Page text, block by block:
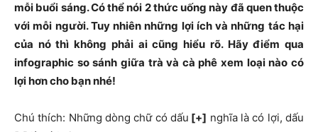
mỗi buổi sáng. Có thể nói 2 thức uống này đã quen thuộc
với mỗi người. Tuy nhiên những lợi ích và những tác hại
của nó thì không phải ai cũng hiểu rõ. Hãy điểm qua
infographic so sánh giữa trà và cà phê xem loại nào có
lợi hơn cho bạn nhé!
Chú thích: Những dòng chữ có dấu [+] nghĩa là có lợi, dấu